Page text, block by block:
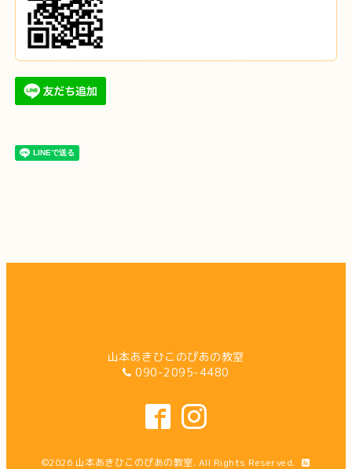
山本あきひこのぴあの教室
090-2095-4480
©2026 山本あきひこのぴあの教室. All Rights Reserved.